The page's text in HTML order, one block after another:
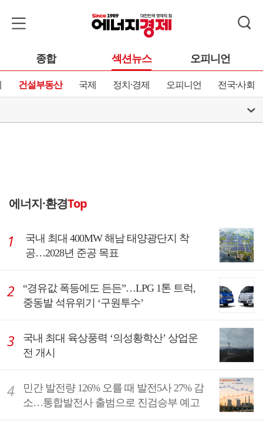
종합 섹션뉴스 오피니언
건설부동산 국제 정치·경제 오피니언 전국·사회
에너지·환경Top
국내 최대 400MW 해남 태양광단지 착
공…2028년 준공 목표
“경유값 폭등에도 든든”…LPG 1톤 트럭,
중동발 석유위기 ‘구원투수’
국내 최대 육상풍력 ‘의성황학산’ 상업운
전 개시
민간 발전량 126% 오를 때 발전5사 27% 감
소…통합발전사 출범으로 진검승부 예고